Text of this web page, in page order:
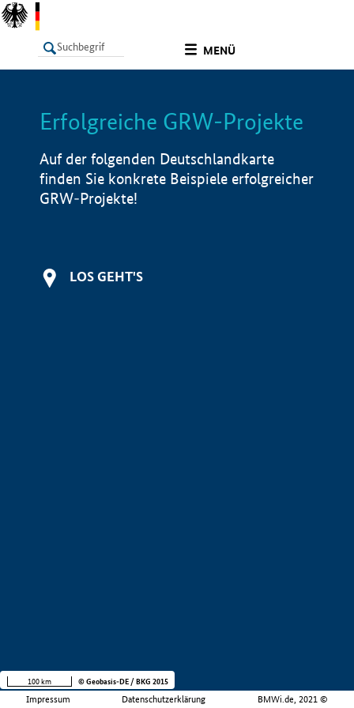
MENÜ
LISTE Info
Erfolgreiche GRW-Projekte
Auf der folgenden Deutschlandkarte
finden Sie konkrete Beispiele erfolgreicher
GRW-Projekte!
LOS GEHT'S
Impressum Datenschutzerklärung BMWi.de, 2021 ©
100 km © Geobasis-DE / BKG 2015